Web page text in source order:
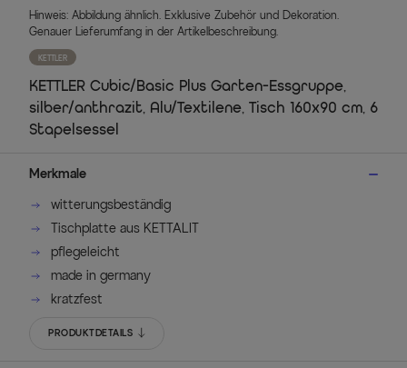
Hinweis: Abbildung ähnlich. Exklusive Zubehör und Dekoration.
Genauer Lieferumfang in der Artikelbeschreibung.
KETTLER
KETTLER Cubic/Basic Plus Garten-Essgruppe,
silber/anthrazit, Alu/Textilene, Tisch 160x90 cm, 6
Stapelsessel
Merkmale
witterungsbeständig
Tischplatte aus KETTALIT
pflegeleicht
made in germany
kratzfest
PRODUKTDETAILS